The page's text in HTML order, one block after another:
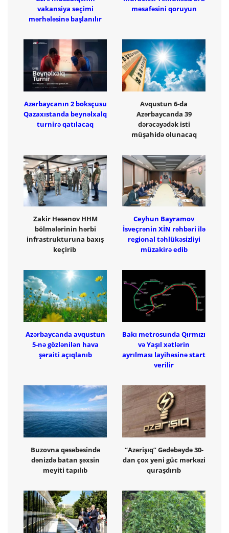
vakansiya seçimi
mərhələsinə başlanılır
məsafəsini qoruyun
Azərbaycanın 2 boksçusu
Qazaxıstanda beynəlxalq
turnirə qatılacaq
Avqustun 6-da
Azərbaycanda 39
dərəcəyədək isti
müşahidə olunacaq
Zakir Həsənov HHM
bölmələrinin hərbi
infrastrukturuna baxış
keçirib
Ceyhun Bayramov
İsveçrənin XİN rəhbəri ilə
regional təhlükəsizliyi
müzakirə edib
Azərbaycanda avqustun
5-nə gözlənilən hava
şəraiti açıqlanıb
Bakı metrosunda Qırmızı
və Yaşıl xətlərin
ayrılması layihəsinə start
verilir
Buzovna qəsəbəsində
dənizdə batan şəxsin
meyiti tapılıb
“Azərişıq” Gədəbəydə 30-
dan çox yeni güc mərkəzi
quraşdırıb